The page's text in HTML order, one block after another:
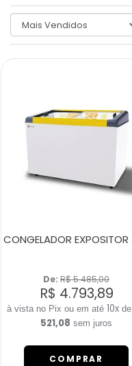
De: R$ 5.485,00
R$ 4.793,89
10xde
521,08 sem juros
COMPRAR